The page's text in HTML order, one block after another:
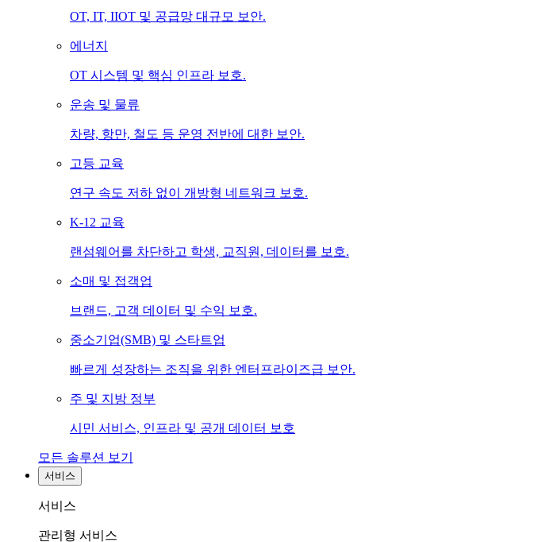
OT, IT, IIOT 및 공급망 대규모 보안.
에너지
OT 시스템 및 핵심 인프라 보호.
운송 및 물류
차량, 항만, 철도 등 운영 전반에 대한 보안.
고등 교육
연구 속도 저하 없이 개방형 네트워크 보호.
K-12 교육
랜섬웨어를 차단하고 학생, 교직원, 데이터를 보호.
소매 및 접객업
브랜드, 고객 데이터 및 수익 보호.
중소기업(SMB) 및 스타트업
빠르게 성장하는 조직을 위한 엔터프라이즈급 보안.
주 및 지방 정부
시민 서비스, 인프라 및 공개 데이터 보호
모든 솔루션 보기
서비스
서비스
관리형 서비스